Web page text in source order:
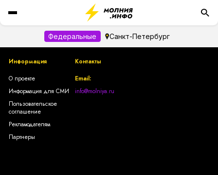
Федеральные Санкт-Петербург
Информация
Контакты
О проекте
Информация для СМИ
Пользовательское
соглашение
Рекламодателям
Партнеры
Email:
info@molniya.ru